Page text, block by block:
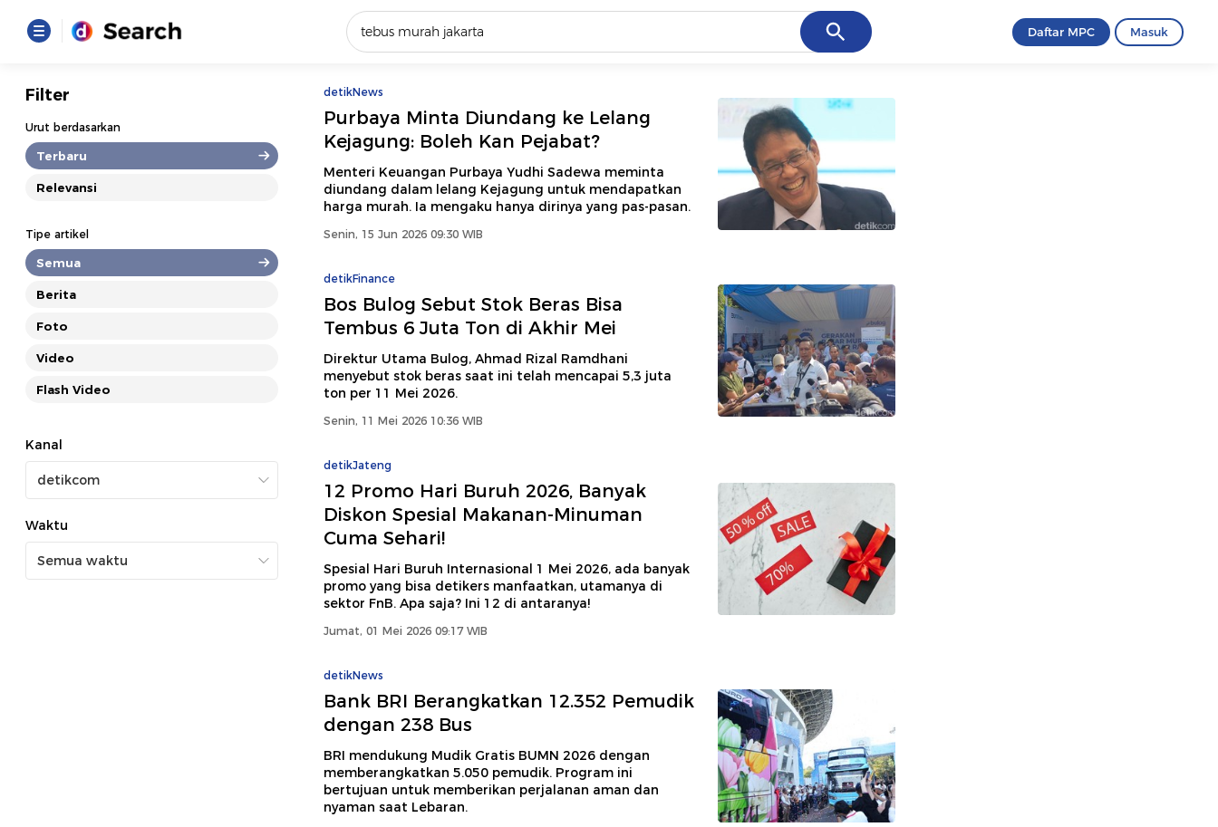
Cancel
Loading...
Promoted
Daftar MPC Masuk
Filter
Urut berdasarkan
Terbaru
Relevansi
Tipe artikel
Semua
Berita
Foto
Video
Flash Video
Kanal
Waktu
detikNews
Purbaya Minta Diundang ke Lelang
Kejagung: Boleh Kan Pejabat?
Menteri Keuangan Purbaya Yudhi Sadewa meminta
diundang dalam lelang Kejagung untuk mendapatkan
harga murah. Ia mengaku hanya dirinya yang pas-pasan.
Senin, 15 Jun 2026 09:30 WIB
detikFinance
Bos Bulog Sebut Stok Beras Bisa
Tembus 6 Juta Ton di Akhir Mei
Direktur Utama Bulog, Ahmad Rizal Ramdhani
menyebut stok beras saat ini telah mencapai 5,3 juta
ton per 11 Mei 2026.
Senin, 11 Mei 2026 10:36 WIB
detikJateng
12 Promo Hari Buruh 2026, Banyak
Diskon Spesial Makanan-Minuman
Cuma Sehari!
Spesial Hari Buruh Internasional 1 Mei 2026, ada banyak
promo yang bisa detikers manfaatkan, utamanya di
sektor FnB. Apa saja? Ini 12 di antaranya!
Jumat, 01 Mei 2026 09:17 WIB
detikNews
Bank BRI Berangkatkan 12.352 Pemudik
dengan 238 Bus
BRI mendukung Mudik Gratis BUMN 2026 dengan
memberangkatkan 5.050 pemudik. Program ini
bertujuan untuk memberikan perjalanan aman dan
nyaman saat Lebaran.